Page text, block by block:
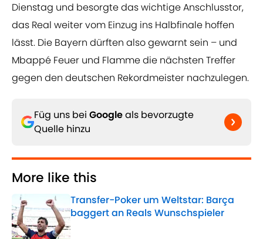
Dienstag und besorgte das wichtige Anschlusstor,
das Real weiter vom Einzug ins Halbfinale hoffen
lässt. Die Bayern dürften also gewarnt sein – und
Mbappé Feuer und Flamme die nächsten Treffer
gegen den deutschen Rekordmeister nachzulegen.
Füg uns bei Googleals bevorzugte
Quelle hinzu
More like this
Transfer-Poker um Weltstar: Barça
baggert an Reals Wunschspieler
Published by on Invalid Date